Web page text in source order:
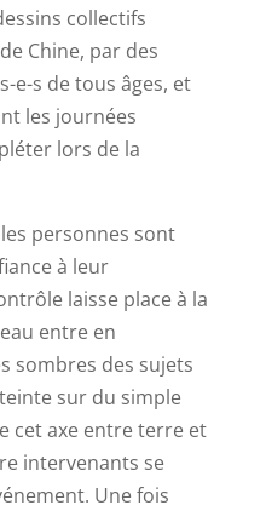
collectifs
Chine, par des
e-s de tous âges, et
les journées
lors de la
personnes sont
à leur
laisse place à la
entre en
sombres des sujets
sur du simple
cet axe entre terre et
intervenants se
Une fois